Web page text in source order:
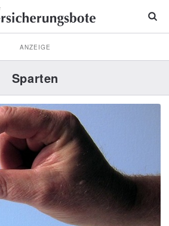
ANZEIGE
Sparten